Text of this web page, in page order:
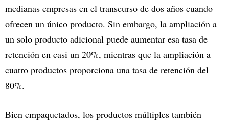
medianas empresas en el transcurso de dos años cuando
ofrecen un único producto. Sin embargo, la ampliación a
un solo producto adicional puede aumentar esa tasa de
retención en casi un 20%, mientras que la ampliación a
cuatro productos proporciona una tasa de retención del
80%.
Bien empaquetados, los productos múltiples también